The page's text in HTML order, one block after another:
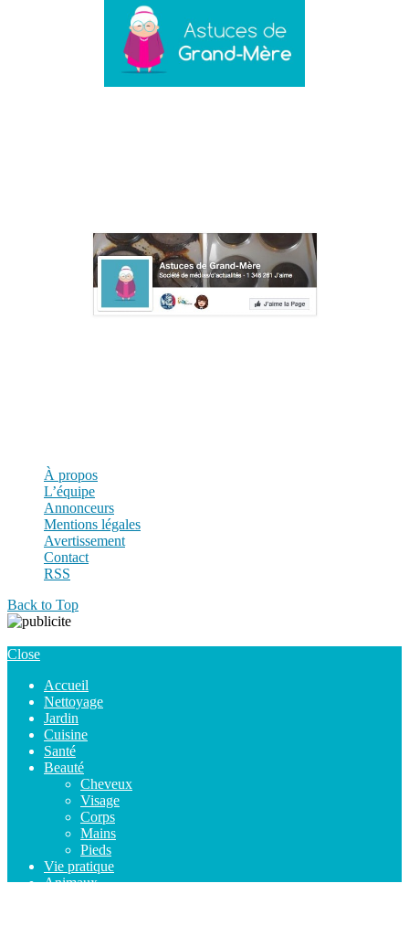
À propos
L’équipe
Annonceurs
Mentions légales
Avertissement
Contact
RSS
Back to Top
Close
Accueil
Nettoyage
Jardin
Cuisine
Santé
Beauté
Cheveux
Visage
Corps
Mains
Pieds
Vie pratique
Animaux